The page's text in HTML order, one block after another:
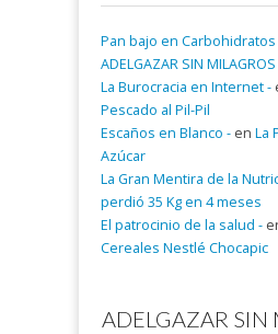
Pan bajo en Carbohidratos
ADELGAZAR SIN MILAGROS
La Burocracia en Internet -
Pescado al Pil-Pil
Escaños en Blanco - en La
Azúcar
La Gran Mentira de la
perdió 35 Kg en 4 meses
El patrocinio de la salud -
Cereales Nestlé Chocapic
ADELGAZAR SIN